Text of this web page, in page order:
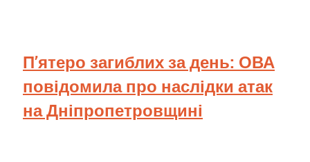
П’ятеро загиблих за день: ОВА
повідомила про наслідки атак
на Дніпропетровщині